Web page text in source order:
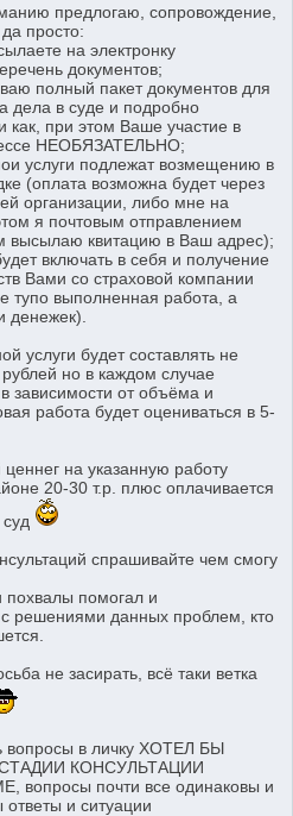
предлогаю, сопровождение,
просто:
на электронку
документов;
полный пакет документов для
дела в суде и подробно
как, при этом Ваше участие в
НЕОБЯЗАТЕЛЬНО;
услуги подлежат возмещению в
(оплата возможна будет через
организации, либо мне на
я почтовым отправлением
высылаю квитацию в Ваш адрес);
включать в себя и получение
Вами со страховой компании
тупо выполненная работа, а
денежек).
услуги будет составлять не
но в каждом случае
зависимости от объёма и
работа будет оцениваться в 5-
ценнег на указанную работу
20-30 т.р. плюс оплачивается
спрашивайте чем смогу
похвалы помогал и
решениями данных проблем, кто
не засирать, всё таки ветка
вопросы в личку ХОТЕЛ БЫ
КОНСУЛЬТАЦИИ
вопросы почти все одинаковы и
и ситуации